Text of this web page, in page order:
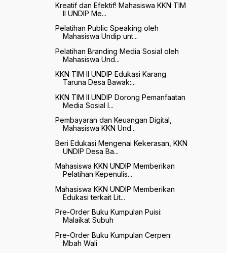
Kreatif dan Efektif! Mahasiswa KKN TIM
II UNDIP Me...
Pelatihan Public Speaking oleh
Mahasiswa Undip unt...
Pelatihan Branding Media Sosial oleh
Mahasiswa Und...
KKN TIM II UNDIP Edukasi Karang
Taruna Desa Bawak:...
KKN TIM II UNDIP Dorong Pemanfaatan
Media Sosial I...
Pembayaran dan Keuangan Digital,
Mahasiswa KKN Und...
Beri Edukasi Mengenai Kekerasan, KKN
UNDIP Desa Ba...
Mahasiswa KKN UNDIP Memberikan
Pelatihan Kepenulis...
Mahasiswa KKN UNDIP Memberikan
Edukasi terkait Lit...
Pre-Order Buku Kumpulan Puisi:
Malaikat Subuh
Pre-Order Buku Kumpulan Cerpen:
Mbah Wali